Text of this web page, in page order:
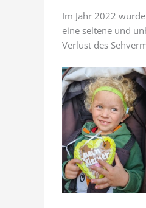
Im Jahr 2022
eine seltene und
Verlust des